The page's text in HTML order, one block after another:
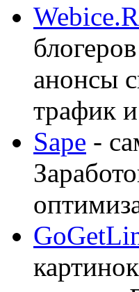
анонсы
трафик
Sape -